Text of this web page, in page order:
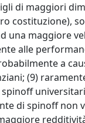
di maggiori
costituzione),
una maggiore
alle
a
(9)
di spinoff non